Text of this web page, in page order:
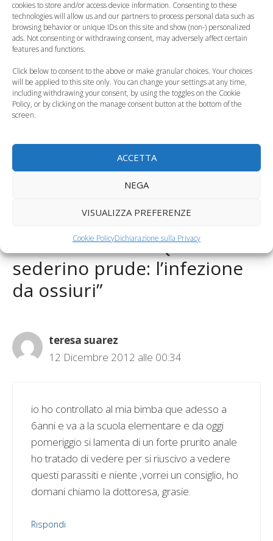
cookies to store and/or access device information. Consenting to these
technologies will allow us and our partners to process personal data such as
browsing behavior or unique IDs on this site and show (non-) personalized
ads. Not consenting or withdrawing consent, may adversely affect certain
features and functions.
Click below to consent to the above or make granular choices. Your choices
will be applied to this site only. You can change your settings at any time,
including withdrawing your consent, by using the toggles on the Cookie
Policy, or by clicking on the manage consent button at the bottom of the
screen.
ACCETTA
NEGA
VISUALIZZA PREFERENZE
Cookie PolicyDichiarazione sulla Privacy
alimentari
colpiscono
soprattutto i…
Le infezioni delle vie
urinarie nei bambini
Troppa palestra, un potenziale rischio per la fertilità
femminile
Perchè non riesco a togliere il pannolino a mio
1 commento su “Quando il
sederino prude: l’infezione
da ossiuri”
teresa suarez
12 Dicembre 2012 alle 00:34
io ho controllato al mia bimba que adesso a
6anni e va a la scuola elementare e da oggi
pomeriggio si lamenta di un forte prurito anale
ho tratado di vedere per si riuscivo a vedere
questi parassiti e niente ,vorrei un consiglio, ho
domani chiamo la dottoresa, grasie.
Rispondi